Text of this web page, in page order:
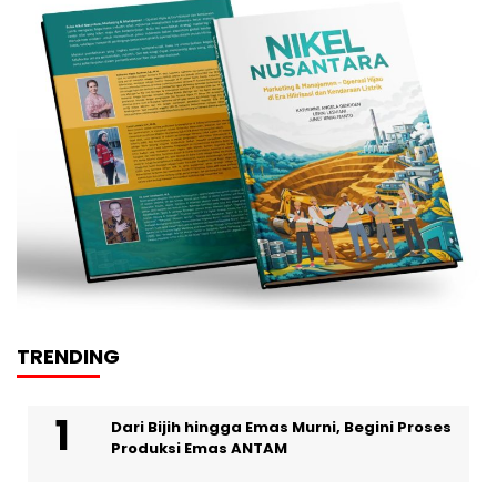
TRENDING
Dari Bijih hingga Emas Murni, Begini Proses
Produksi Emas ANTAM